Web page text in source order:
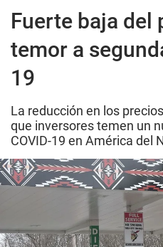
Fuerte baja del
temor a
19
La reducción en los
que inversores temen un
COVID-19 en América del